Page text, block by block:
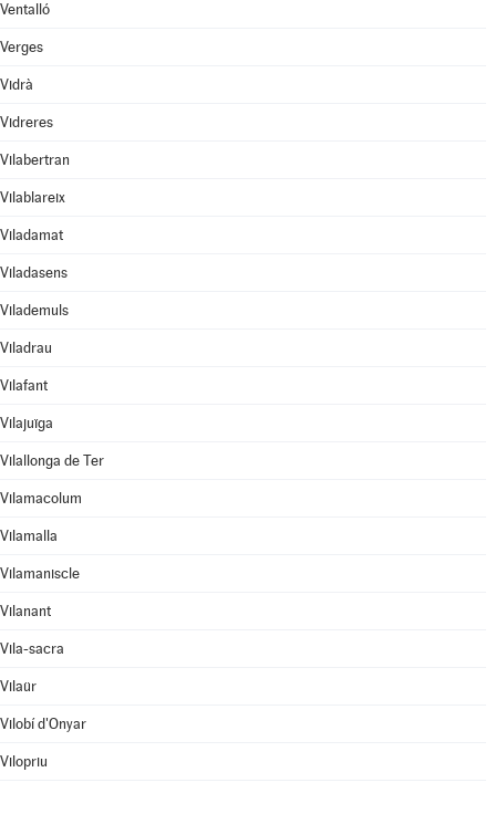
Ventalló
Verges
Vidrà
Vidreres
Vilabertran
Vilablareix
Viladamat
Viladasens
Vilademuls
Viladrau
Vilafant
Vilajuïga
Vilallonga de Ter
Vilamacolum
Vilamalla
Vilamaniscle
Vilanant
Vila-sacra
Vilaür
Vilobí d'Onyar
Vilopriu